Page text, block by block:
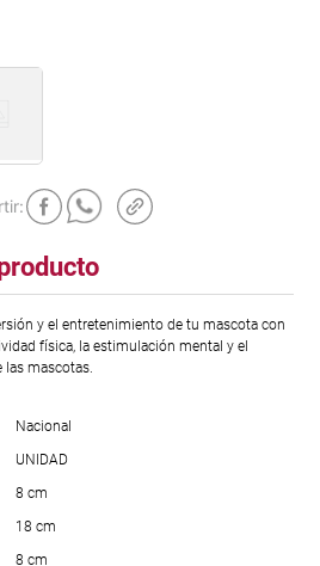
y el entretenimiento de tu mascota con
física, la estimulación mental y el
mascotas.
Nacional
UNIDAD
8 cm
18 cm
8 cm